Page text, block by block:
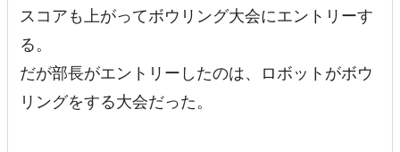
スコアも上がってボウリング大会にエントリーす
る。
だが部長がエントリーしたのは、ロボットがボウ
リングをする大会だった。